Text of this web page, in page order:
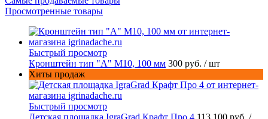
Просмотренные товары
Быстрый просмотр
Кронштейн тип "A" M10, 100 мм 300 руб. / шт
Хиты продаж
Быстрый просмотр
Детская площадка IgraGrad Крафт Про 4 113 100 руб. /